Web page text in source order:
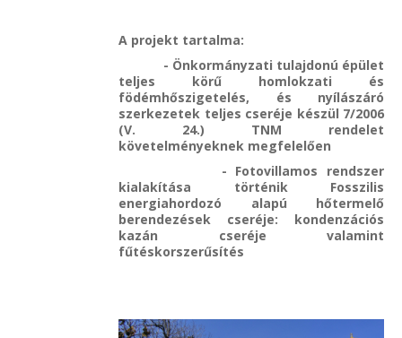
A projekt tartalma:
- Önkormányzati tulajdonú épület
teljes körű homlokzati és
födémhőszigetelés, és nyílászáró
szerkezetek teljes cseréje készül 7/2006
(V. 24.) TNM rendelet
követelményeknek megfelelően
- Fotovillamos rendszer
kialakítása történik Fosszilis
energiahordozó alapú hőtermelő
berendezések cseréje: kondenzációs
kazán cseréje valamint
fűtéskorszerűsítés